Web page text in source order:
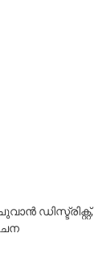
ഡിസ്ട്രിക്റ്റ്,